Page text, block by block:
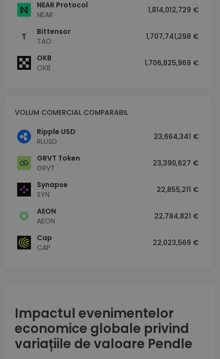
NEAR Protocol
NEAR
1,814,012,729 €
Bittensor
TAO
1,707,741,298 €
OKB
OKB
1,706,825,969 €
VOLUM COMERCIAL COMPARABIL
Ripple USD
RLUSD
23,664,341 €
GRVT Token
GRVT
23,390,627 €
Synapse
SYN
22,855,211 €
AEON
AEON
22,784,821 €
Cap
CAP
22,023,569 €
Impactul evenimentelor
economice globale privind
variațiile de valoare Pendle